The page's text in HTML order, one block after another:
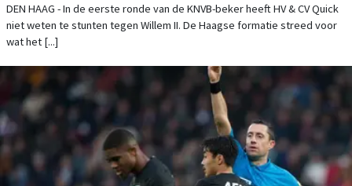
DEN HAAG - In de eerste ronde van de KNVB-beker heeft HV & CV Quick
niet weten te stunten tegen Willem II. De Haagse formatie streed voor
wat het [...]